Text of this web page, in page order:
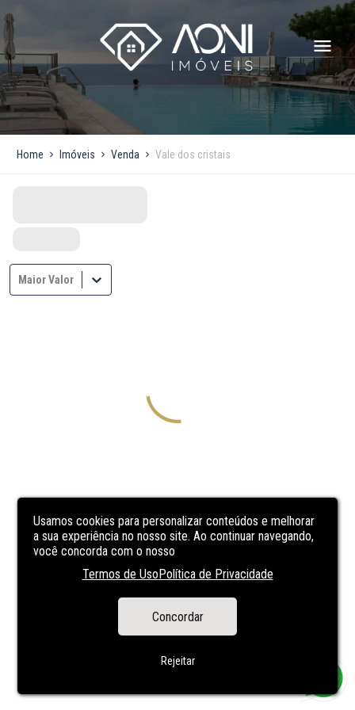
Usamos cookies para personalizar conteúdos e melhorar
a sua experiência no nosso site. Ao continuar navegando,
você concorda com o nosso
Termos de UsoPolítica de Privacidade
Concordar
Rejeitar
Home Imóveis Venda Vale dos cristais
Maior Valor